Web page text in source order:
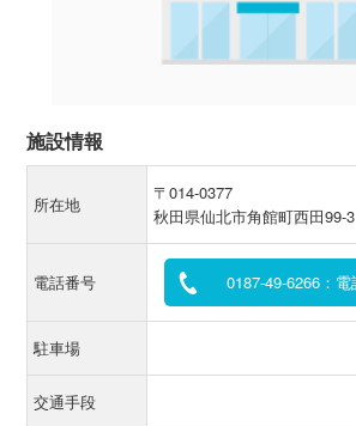
施設情報
所在地
〒014-0377
秋田県仙北市角館町西田99-3
電話番号 0187-49-6266：
駐車場
交通手段